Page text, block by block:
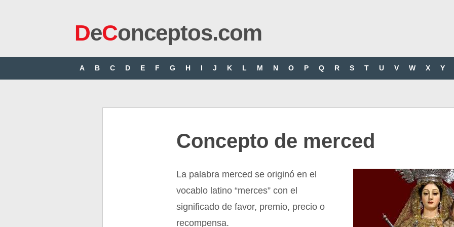
DeConceptos.com
A B C D E F G H I J K L M N O P Q R S T U V W X Y
Concepto de merced
La palabra merced se originó en el
vocablo latino “merces” con el
significado de favor, premio, precio o
recompensa.